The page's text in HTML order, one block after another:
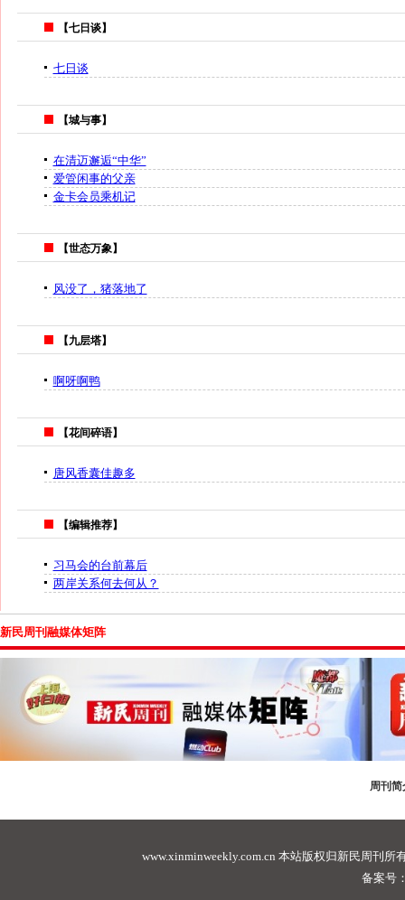
【七日谈】
七日谈
【城与事】
在清迈邂逅“中华”
爱管闲事的父亲
金卡会员乘机记
【世态万象】
风没了，猪落地了
【九层塔】
啊呀啊鸭
【花间碎语】
唐风香囊佳趣多
【编辑推荐】
习马会的台前幕后
两岸关系何去何从？
新民周刊融媒体矩阵
周刊简
www.xinminweekly.com.cn 本站版权归新民周刊所
备案号